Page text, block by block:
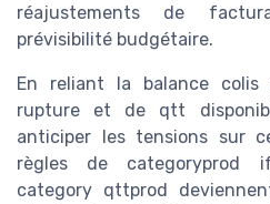
réajustements de
prévisibilité budgétaire.
En reliant la balance
rupture et de qtt
anticiper les tensions sur
règles de categoryprod
category qttprod